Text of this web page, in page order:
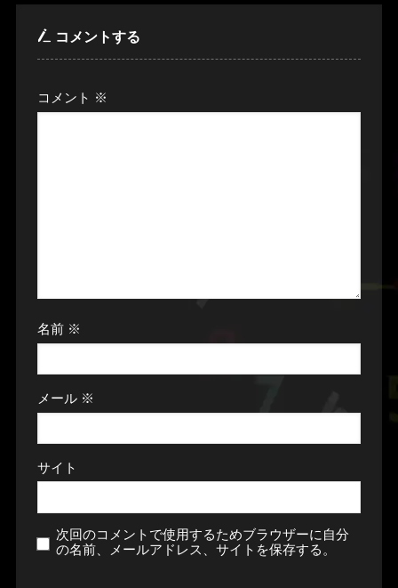
コメントする
コメント ※
名前 ※
メール ※
サイト
次回のコメントで使用するためブラウザーに自分
の名前、メールアドレス、サイトを保存する。